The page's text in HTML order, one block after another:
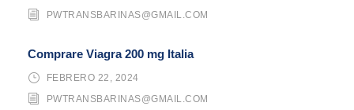
PWTRANSBARINAS@GMAIL.COM
Comprare Viagra 200 mg Italia
FEBRERO 22, 2024
PWTRANSBARINAS@GMAIL.COM